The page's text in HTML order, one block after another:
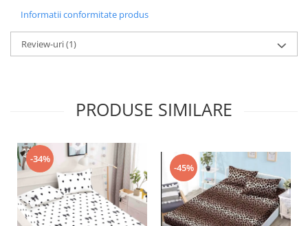
Informatii conformitate produs
Review-uri(1)
PRODUSE SIMILARE
-34%
-45%